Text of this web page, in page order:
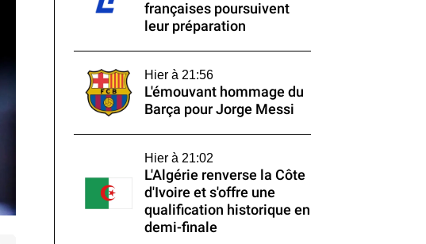
françaises poursuivent
leur préparation
Hier à 21:56
L'émouvant hommage du
Barça pour Jorge Messi
Hier à 21:02
L'Algérie renverse la Côte
d'Ivoire et s'offre une
qualification historique en
demi-finale